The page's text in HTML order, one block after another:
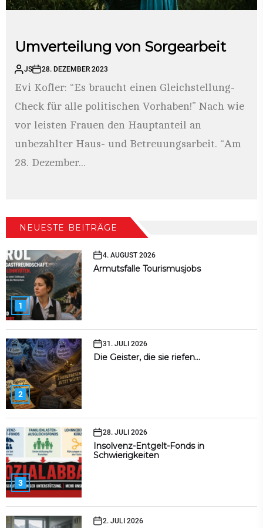
Umverteilung von Sorgearbeit
JS 28. DEZEMBER 2023
Evi Kofler: “Es braucht einen Gleichstellung-
Check für alle politischen Vorhaben!” Nach wie
vor leisten Frauen den Hauptanteil an
unbezahlter Haus- und Betreuungsarbeit. “Am
28. Dezember...
NEUESTE BEITRÄGE
1
4. AUGUST 2026
Armutsfalle Tourismusjobs
2
31. JULI 2026
Die Geister, die sie riefen…
3
28. JULI 2026
Insolvenz-Entgelt-Fonds in
Schwierigkeiten
2. JULI 2026